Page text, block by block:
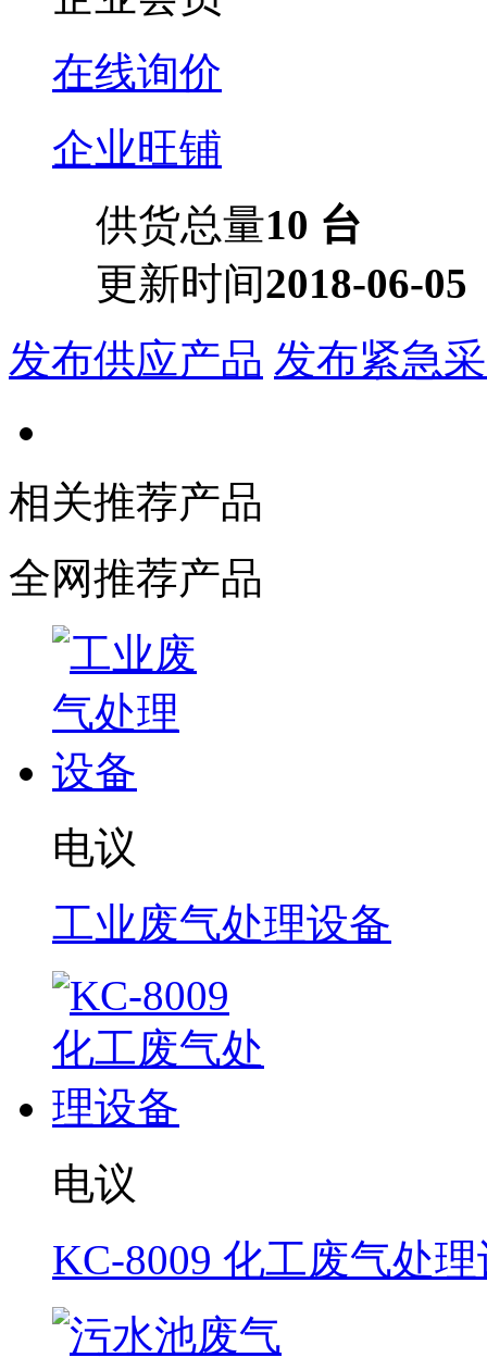
在线询价
企业旺铺
供货总量10 台
更新时间2018-06-05
发布供应产品 发布紧急
相关推荐产品
全网推荐产品
电议
工业废气处理设备
电议
KC-8009 化工废气处